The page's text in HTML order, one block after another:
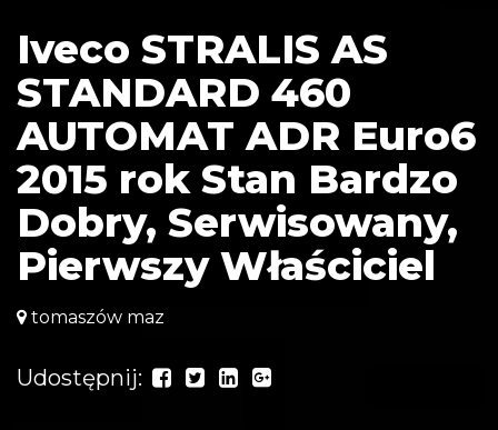
Iveco STRALIS AS
STANDARD 460
AUTOMAT ADR Euro6
2015 rok Stan Bardzo
Dobry, Serwisowany,
Pierwszy Właściciel
tomaszów maz
Udostępnij: